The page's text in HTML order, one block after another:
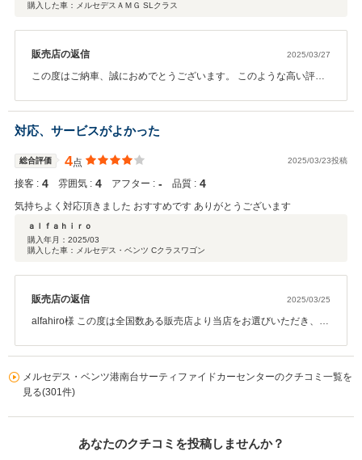
購入した車：メルセデスＡＭＧ SLクラス
販売店の返信 2025/03/27
この度はご納車、誠におめでとうございます。 このような高い評価
ォローもしっかりとさせていただきます。 今後ともどうぞよろしく
お願いいたします。
対応、サービスがよかった
総合評価 4点 2025/03/23投稿
接客 : 4 雰囲気 : 4 アフター : ‐ 品質 : 4
気持ちよく対応頂きました おすすめです ありがとうございます
ａｌｆａｈｉｒｏ
購入年月： 2025/03
購入した車：メルセデス・ベンツ Cクラスワゴン
販売店の返信 2025/03/25
alfahiro様 この度は全国数ある販売店より当店をお選びいただき、お
本当のお付き合いのスタートでございます。 日頃のメンテナンスな
ど、alfahiro様のカーライフがより豊かになるようサポートしてまい
メルセデス・ベンツ港南台サーティファイドカーセンターのクチコミ一覧を
見る(301件)
あなたのクチコミを投稿しませんか？